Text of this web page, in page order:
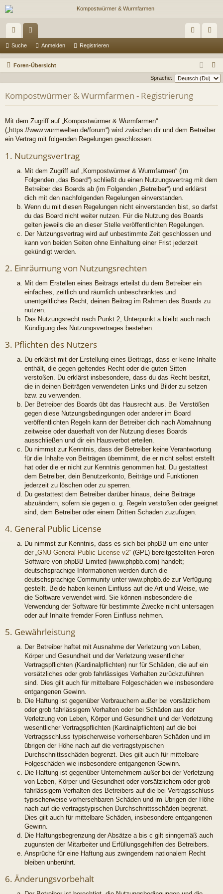
ch
ne
riff
en m
el
n
ist
rie
n
Suche Anmelden Registrieren
Foren-Übersicht
u
Sprache:
Kompostwürmer & Wurmfarmen - Registrierung
Mit dem Zugriff auf „Kompostwürmer & Wurmfarmen“
(„https://www.wurmwelten.de/forum“) wird zwischen dir und dem Betreiber
ein Vertrag mit folgenden Regelungen geschlossen:
1. Nutzungsvertrag
Mit dem Zugriff auf „Kompostwürmer & Wurmfarmen“ (im
Folgenden „das Board“) schließt du einen Nutzungsvertrag mit dem
Betreiber des Boards ab (im Folgenden „Betreiber“) und erklärst
dich mit den nachfolgenden Regelungen einverstanden.
Wenn du mit diesen Regelungen nicht einverstanden bist, so darfst
du das Board nicht weiter nutzen. Für die Nutzung des Boards
gelten jeweils die an dieser Stelle veröffentlichten Regelungen.
Der Nutzungsvertrag wird auf unbestimmte Zeit geschlossen und
kann von beiden Seiten ohne Einhaltung einer Frist jederzeit
gekündigt werden.
2. Einräumung von Nutzungsrechten
Mit dem Erstellen eines Beitrags erteilst du dem Betreiber ein
einfaches, zeitlich und räumlich unbeschränktes und
unentgeltliches Recht, deinen Beitrag im Rahmen des Boards zu
nutzen.
Das Nutzungsrecht nach Punkt 2, Unterpunkt a bleibt auch nach
Kündigung des Nutzungsvertrages bestehen.
3. Pflichten des Nutzers
Du erklärst mit der Erstellung eines Beitrags, dass er keine Inhalte
enthält, die gegen geltendes Recht oder die guten Sitten
verstoßen. Du erklärst insbesondere, dass du das Recht besitzt,
die in deinen Beiträgen verwendeten Links und Bilder zu setzen
bzw. zu verwenden.
Der Betreiber des Boards übt das Hausrecht aus. Bei Verstößen
gegen diese Nutzungsbedingungen oder anderer im Board
veröffentlichten Regeln kann der Betreiber dich nach Abmahnung
zeitweise oder dauerhaft von der Nutzung dieses Boards
ausschließen und dir ein Hausverbot erteilen.
Du nimmst zur Kenntnis, dass der Betreiber keine Verantwortung
für die Inhalte von Beiträgen übernimmt, die er nicht selbst erstellt
hat oder die er nicht zur Kenntnis genommen hat. Du gestattest
dem Betreiber, dein Benutzerkonto, Beiträge und Funktionen
jederzeit zu löschen oder zu sperren.
Du gestattest dem Betreiber darüber hinaus, deine Beiträge
abzuändern, sofern sie gegen o. g. Regeln verstoßen oder geeignet
sind, dem Betreiber oder einem Dritten Schaden zuzufügen.
4. General Public License
Du nimmst zur Kenntnis, dass es sich bei phpBB um eine unter
der „GNU General Public License v2“ (GPL) bereitgestellten Foren-
Software von phpBB Limited (www.phpbb.com) handelt;
deutschsprachige Informationen werden durch die
deutschsprachige Community unter www.phpbb.de zur Verfügung
gestellt. Beide haben keinen Einfluss auf die Art und Weise, wie
die Software verwendet wird. Sie können insbesondere die
Verwendung der Software für bestimmte Zwecke nicht untersagen
oder auf Inhalte fremder Foren Einfluss nehmen.
5. Gewährleistung
Der Betreiber haftet mit Ausnahme der Verletzung von Leben,
Körper und Gesundheit und der Verletzung wesentlicher
Vertragspflichten (Kardinalpflichten) nur für Schäden, die auf ein
vorsätzliches oder grob fahrlässiges Verhalten zurückzuführen
sind. Dies gilt auch für mittelbare Folgeschäden wie insbesondere
entgangenen Gewinn.
Die Haftung ist gegenüber Verbrauchern außer bei vorsätzlichem
oder grob fahrlässigem Verhalten oder bei Schäden aus der
Verletzung von Leben, Körper und Gesundheit und der Verletzung
wesentlicher Vertragspflichten (Kardinalpflichten) auf die bei
Vertragsschluss typischerweise vorhersehbaren Schäden und im
übrigen der Höhe nach auf die vertragstypischen
Durchschnittsschäden begrenzt. Dies gilt auch für mittelbare
Folgeschäden wie insbesondere entgangenen Gewinn.
Die Haftung ist gegenüber Unternehmern außer bei der Verletzung
von Leben, Körper und Gesundheit oder vorsätzlichem oder grob
fahrlässigem Verhalten des Betreibers auf die bei Vertragsschluss
typischerweise vorhersehbaren Schäden und im Übrigen der Höhe
nach auf die vertragstypischen Durchschnittsschäden begrenzt.
Dies gilt auch für mittelbare Schäden, insbesondere entgangenen
Gewinn.
Die Haftungsbegrenzung der Absätze a bis c gilt sinngemäß auch
zugunsten der Mitarbeiter und Erfüllungsgehilfen des Betreibers.
Ansprüche für eine Haftung aus zwingendem nationalem Recht
bleiben unberührt.
6. Änderungsvorbehalt